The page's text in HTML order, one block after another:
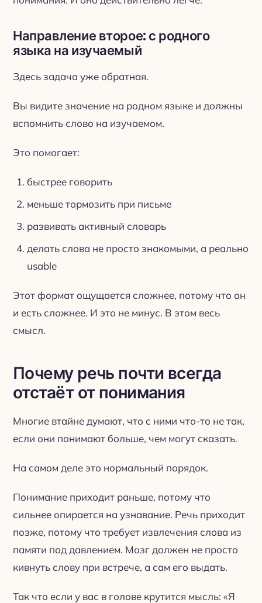
Направление второе: с родного
языка на изучаемый
Здесь задача уже обратная.
Вы видите значение на родном языке и должны
вспомнить слово на изучаемом.
Это помогает:
быстрее говорить
меньше тормозить при письме
развивать активный словарь
делать слова не просто знакомыми, а реально
usable
Этот формат ощущается сложнее, потому что он
и есть сложнее. И это не минус. В этом весь
смысл.
Почему речь почти всегда
отстаёт от понимания
Многие втайне думают, что с ними что-то не так,
если они понимают больше, чем могут сказать.
На самом деле это нормальный порядок.
Понимание приходит раньше, потому что
сильнее опирается на узнавание. Речь приходит
позже, потому что требует извлечения слова из
памяти под давлением. Мозг должен не просто
кивнуть слову при встрече, а сам его выдать.
Так что если у вас в голове крутится мысль: «Я